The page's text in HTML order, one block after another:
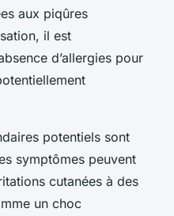
aux piqûres
il est
d’allergies pour
potentiels sont
symptômes peuvent
cutanées à des
un choc